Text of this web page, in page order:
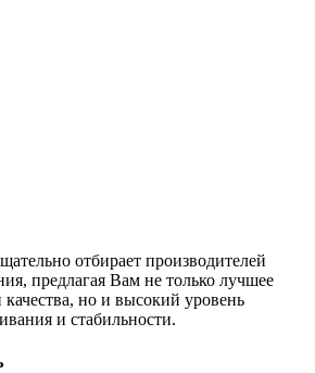
отбирает производителей
предлагая Вам не только лучшее
но и высокий уровень
и стабильности.